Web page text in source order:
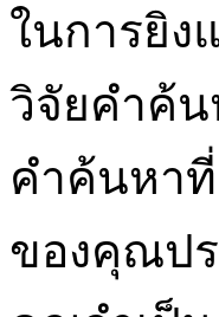
ในการยิง
วิจัยคำค้น
คำค้นหา
ของคุณป